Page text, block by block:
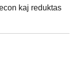
kaj reduktas